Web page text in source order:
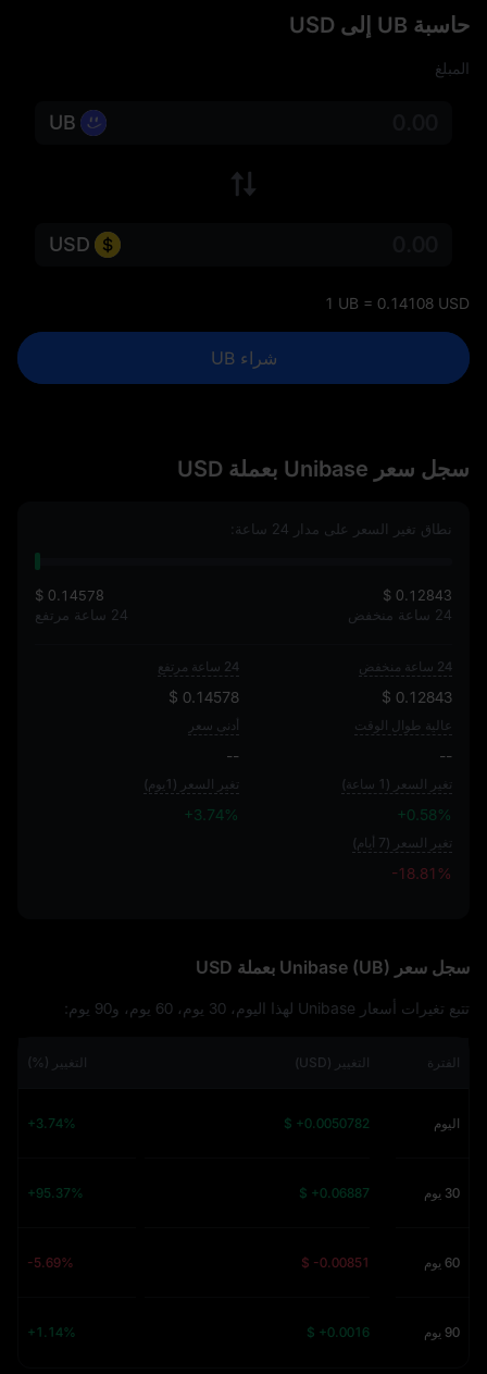
حاسبة UB إلى USD
المبلغ
UB
USD
1 UB = 0.14108 USD
شراء UB
سجل سعر Unibase بعملة USD
نطاق تغير السعر على مدار 24 ساعة:
$ 0.12843
24 ساعة منخفض
$ 0.14578
24 ساعة مرتفع
24 ساعة منخفض
$ 0.12843
24 ساعة مرتفع
$ 0.14578
عالية طوال الوقت
--
أدنى سعر
--
تغير السعر (1 ساعة)
+0.58%
تغير السعر (1يوم)
+3.74%
تغير السعر (7 أيام)
-18.81%
سجل سعر Unibase (UB) بعملة USD
تتبع تغيرات أسعار Unibase لهذا اليوم، 30 يوم، 60 يوم، و90 يوم:
الفترة التغيير (USD) التغيير (%)
اليوم $ +0.0050782
+3.74%
30 يوم $ +0.06887
+95.37%
60 يوم $ -0.00851
-5.69%
90 يوم $ +0.0016
+1.14%